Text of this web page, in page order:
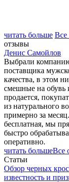
читать больше Все
отзывы
Денис Самойлов
Выбрали
поставщика
качества, в этом
смешные на обувь
продается,
из натурального
примерно за
бесплатная, мы
быстро
оперативно.
читать большеВсе
Статьи
Обзор черных
известность и